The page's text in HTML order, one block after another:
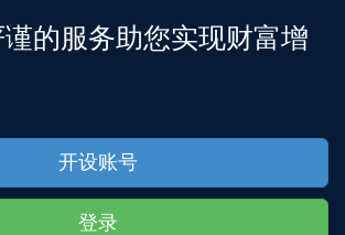
的服务助您实现财富增
开设账号
登录